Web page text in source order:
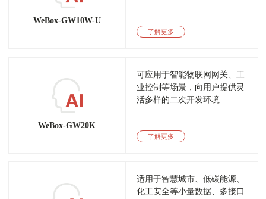
WeBox-GW10W-U
了解更多
WeBox-GW20K
可应用于智能物联网网关、工
业控制等场景，向用户提供灵
活多样的二次开发环境
了解更多
适用于智慧城市、低碳能源、
化工安全等小量数据、多接口